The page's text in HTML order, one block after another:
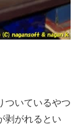
ついているやつ
剥がれるとい